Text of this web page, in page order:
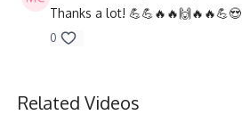
Thanks a lot! 💪💪🔥🔥🙌🔥🔥💪😍
0
Related Videos